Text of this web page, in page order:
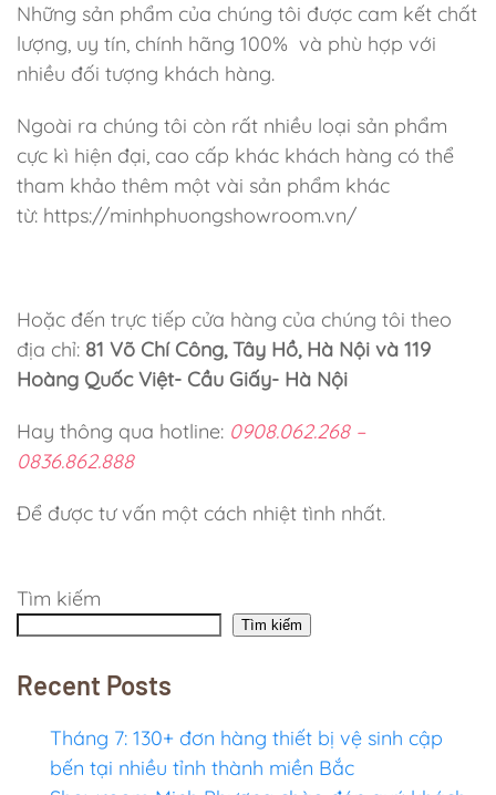
Những sản phẩm của chúng tôi được cam kết chất
lượng, uy tín, chính hãng 100% và phù hợp với
nhiều đối tượng khách hàng.
Ngoài ra chúng tôi còn rất nhiều loại sản phẩm
cực kì hiện đại, cao cấp khác khách hàng có thể
tham khảo thêm một vài sản phẩm khác
từ: https://minhphuongshowroom.vn/
Hoặc đến trực tiếp cửa hàng của chúng tôi theo
địa chỉ: 81 Võ Chí Công, Tây Hồ, Hà Nội và 119
Hoàng Quốc Việt- Cầu Giấy- Hà Nội
Hay thông qua hotline: 0908.062.268 –
0836.862.888
Để được tư vấn một cách nhiệt tình nhất.
Tìm kiếm
Tìm kiếm
Recent Posts
Tháng 7: 130+ đơn hàng thiết bị vệ sinh cập
bến tại nhiều tỉnh thành miền Bắc